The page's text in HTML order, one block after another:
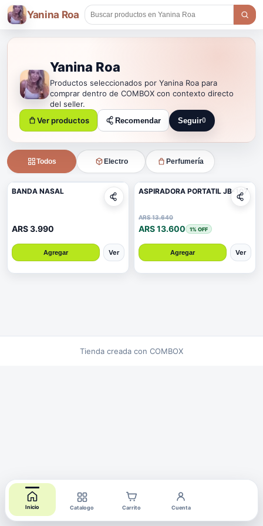
Yanina Roa
Yanina Roa
Productos seleccionados por Yanina Roa para
comprar dentro de COMBOX con contexto directo
del seller.
Ver productos
Recomendar Seguir0
Seguir a Yanina Roa
Todos Electro Perfumería
BANDA NASAL
ARS 3.990
Agregar Ver
ASPIRADORA PORTATIL JB-107
ARS 13.640
ARS 13.600 1% OFF
Agregar Ver
Inicio Catalogo Carrito Cuenta
Tienda creada con COMBOX